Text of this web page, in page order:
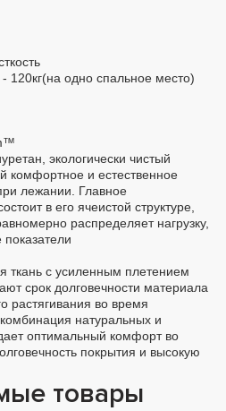
120кг(на одно спальное место)
экологически чистый
комфортное и естественное
лежании. Главное
в его ячеистой структуре,
распределяет нагрузку,
ткань с усиленным плетением
срок долговечности материала
растягивания во время
натуральных и
оптимальный комфорт во
покрытия и высокую
товары